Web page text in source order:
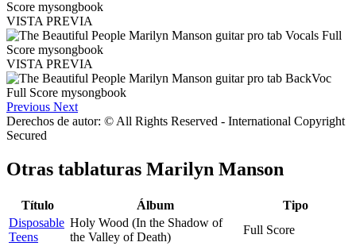
VISTA PREVIA
VISTA PREVIA
Previous Next
Derechos de autor: © All Rights Reserved - International Copyright
Secured
Otras tablaturas Marilyn Manson
Título Álbum
Tipo
Disposable
Teens
Holy Wood (In the Shadow of
the Valley of Death)
Full Score